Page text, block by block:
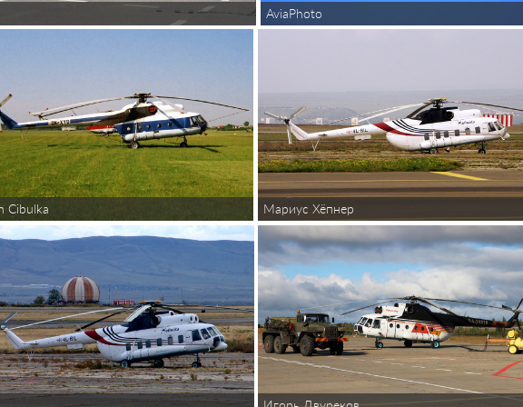
операционным пунктом. Разработан в 1972 году.
в 1980-1982 годах.
реактивным двигателем на центроплане. Разрабатывался в 60-х годах.
о ЗРК. Нёс на борту комплекс РЭБ “Смальта-В”. Разработан в 1971 году.
Ми-8Т.
для поиска космонавтов и терпящих бедствие экипажей летательных аппаратов.
работ. В 1981 году в Якутии переоборудовано 2 Ми-8Т.
с 1977 года.
AviaPhoto
Cibulka Мариус Хёпнер